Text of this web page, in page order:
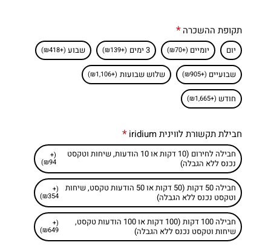
תקופת ההשכרה
יום יומיים (+₪70) 3 ימים (+₪139) שבוע (+₪418)
שבועיים (+₪905) שלוש שבועות (+₪1,106)
חודש (+₪1,665)
חבילת תקשורת לווינית iridium
חבילה לחירום (10 דקות או 10 הודעות, שיחות וטקסט
נכנס ללא הגבלה)
(+
₪94)
חבילה 50 דקות (50 דקות או 50 הודעות טקסט, שיחות
וטקסט נכנס ללא הגבלה)
(+
₪354)
חבילה 100 דקות (100 דקות או 100 הודעות טקסט,
שיחות וטקסט נכנס ללא הגבלה)
(+
₪649)